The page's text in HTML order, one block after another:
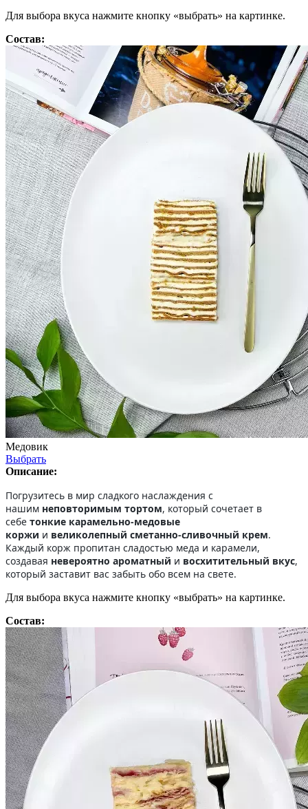
Для выбора вкуса нажмите кнопку «выбрать» на картинке.
Состав:
Медовик
Выбрать
Описание:
Погрузитесь в мир сладкого наслаждения с
нашим неповторимым тортом, который сочетает в
себе тонкие карамельно-медовые
коржи и великолепный сметанно-сливочный крем.
Каждый корж пропитан сладостью меда и карамели,
создавая невероятно ароматный и восхитительный вкус,
который заставит вас забыть обо всем на свете.
Для выбора вкуса нажмите кнопку «выбрать» на картинке.
Состав: